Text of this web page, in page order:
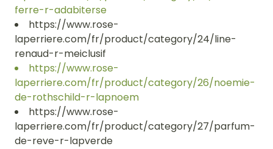
ferre-r-adabiterse
https://www.rose-
laperriere.com/fr/product/category/24/line-
renaud-r-meiclusif
https://www.rose-
laperriere.com/fr/product/category/26/noemie-
de-rothschild-r-lapnoem
https://www.rose-
laperriere.com/fr/product/category/27/parfum-
de-reve-r-lapverde